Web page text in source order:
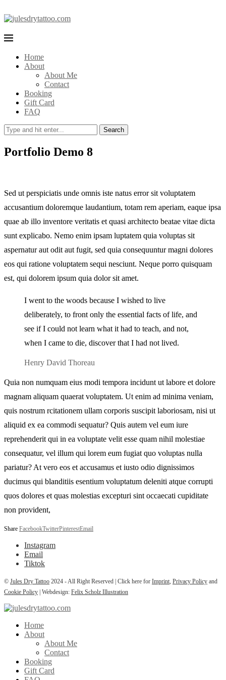
Home
About
About Me
Contact
Booking
Gift Card
FAQ
Search
Portfolio Demo 8
Sed ut perspiciatis unde omnis iste natus error sit voluptatem
accusantium doloremque laudantium, totam rem aperiam, eaque ipsa
quae ab illo inventore veritatis et quasi architecto beatae vitae dicta
sunt explicabo. Nemo enim ipsam luptatem quia voluptas sit
aspernatur aut odit aut fugit, sed quia consequuntur magni dolores
eos qui ratione voluptatem sequi nesciunt. Neque porro quisquam
est, qui dolorem ipsum quia dolor sit amet.
I went to the woods because I wished to live
deliberately, to front only the essential facts of life, and
see if I could not learn what it had to teach, and not,
when I came to die, discover that I had not lived.
Henry David Thoreau
Quia non numquam eius modi tempora incidunt ut labore et dolore
magnam aliquam quaerat voluptatem. Ut enim ad minima veniam,
quis nostrum rcitationem ullam corporis suscipit laboriosam, nisi ut
aliquid ex ea commodi sequatur? Quis autem vel eum iure
reprehenderit qui in ea voluptate velit esse quam nihil molestiae
consequatur, vel illum qui lorem eum fugiat quo voluptas nulla
pariatur? At vero eos et accusamus et iusto odio dignissimos
ducimus qui blanditiis esentium voluptatum deleniti atque corrupti
quos dolores et quas molestias excepturi sint occaecati cupiditate
non provident,
Share FacebookTwitterPinterestEmail
Instagram
Email
Tiktok
© Jules Dry Tattoo 2024 - All Right Reserved | Click here for Imprint, Privacy Policy and
Cookie Policy | Webdesign: Felix Scholz Illustration
Home
About
About Me
Contact
Booking
Gift Card